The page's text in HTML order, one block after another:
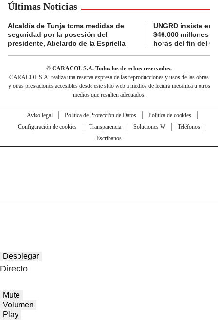
Últimas Noticias
Alcaldía de Tunja toma medidas de
seguridad por la posesión del
presidente, Abelardo de la Espriella
UNGRD insiste en
$46.000 millones
horas del fin del
© CARACOL S.A. Todos los derechos reservados.
CARACOL S.A. realiza una reserva expresa de las reproducciones y usos de las obras
y otras prestaciones accesibles desde este sitio web a medios de lectura mecánica u otros
medios que resulten adecuados.
Aviso legal Política de Protección de Datos
Política de cookies
Configuración de cookies
Transparencia Soluciones W
Teléfonos
Escríbanos
Desplegar
Directo
Mute
Volumen
Play